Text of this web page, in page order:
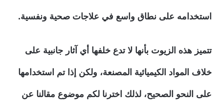
استخدامه على نطاق واسع في علاجات صحية ونفسية.
تتميز هذه الزيوت بأنها لا تدع خلفها أي آثار جانبية على
خلاف المواد الكيميائية المصنعة، ولكن إذا تم استخدامها
على النحو الصحيح، لذلك اخترنا لكم موضوع مقالنا عن